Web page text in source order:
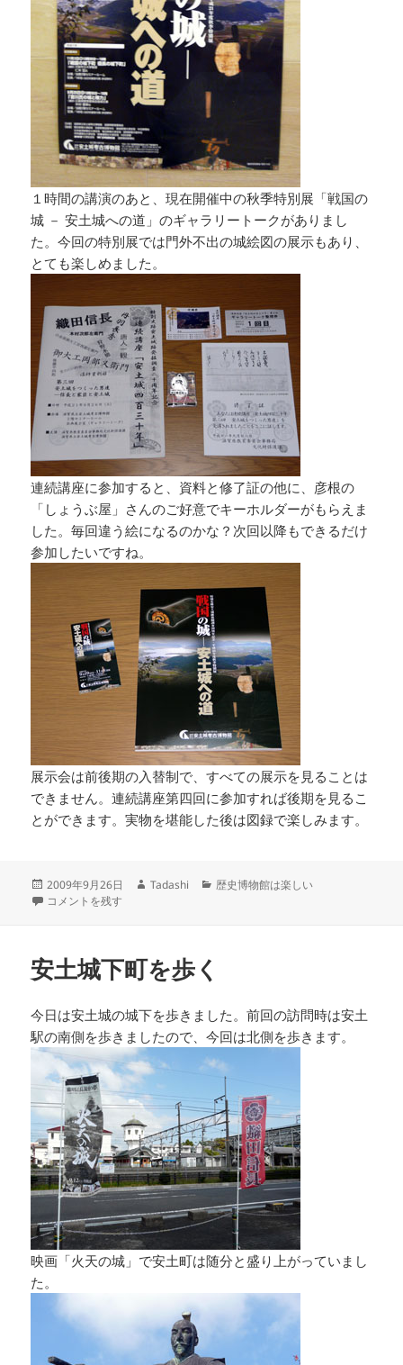
１時間の講演のあと、現在開催中の秋季特別展「戦国の
城 － 安土城への道」のギャラリートークがありまし
た。今回の特別展では門外不出の城絵図の展示もあり、
とても楽しめました。
連続講座に参加すると、資料と修了証の他に、彦根の
「しょうぶ屋」さんのご好意でキーホルダーがもらえま
した。毎回違う絵になるのかな？次回以降もできるだけ
参加したいですね。
展示会は前後期の入替制で、すべての展示を見ることは
できません。連続講座第四回に参加すれば後期を見るこ
とができます。実物を堪能した後は図録で楽しみます。
投
稿
2009年9月26日
作
Tadashi
カ
歴史博物館は楽しい
連続講座「安土城四百三十年」 第三回 安土城をつくった男達 に
コメントを残す
安土城下町を歩く
今日は安土城の城下を歩きました。前回の訪問時は安土
駅の南側を歩きましたので、今回は北側を歩きます。
映画「火天の城」で安土町は随分と盛り上がっていまし
た。